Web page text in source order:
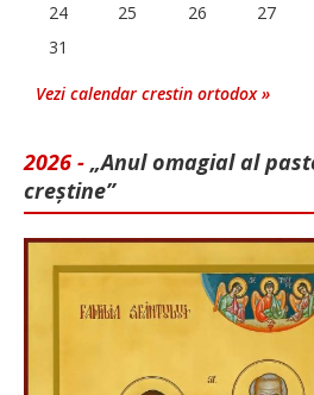
24
25 26 27
31
Vezi calendar crestin ortodox »
2026 - „Anul omagial al
creștine”